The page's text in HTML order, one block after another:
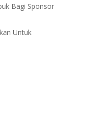
Bagi Sponsor
Untuk